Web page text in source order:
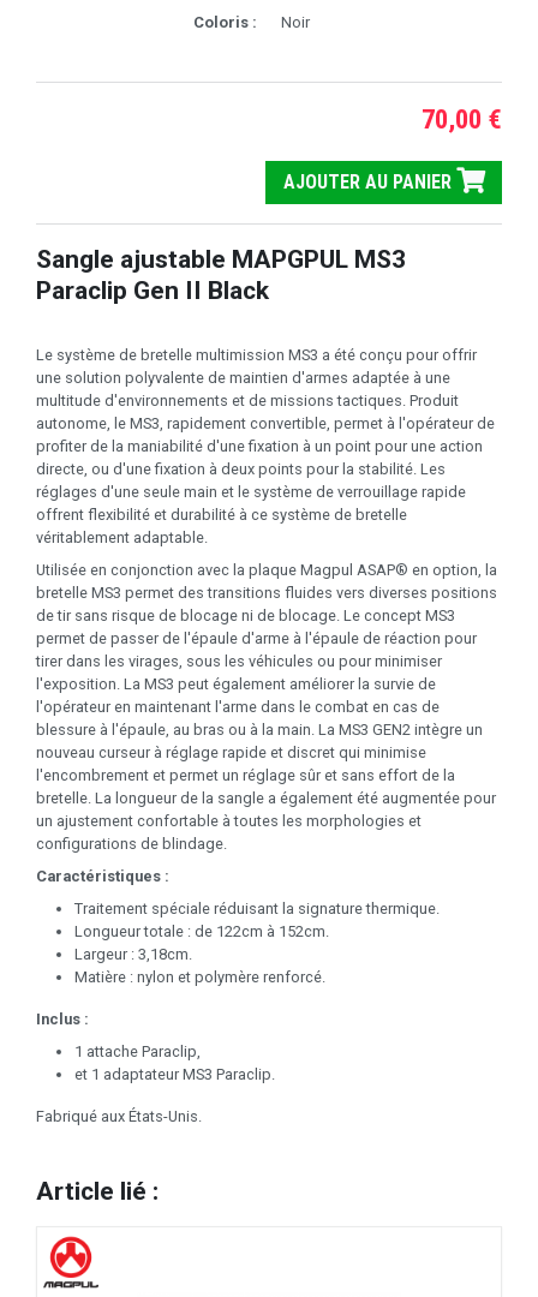
Coloris :
Noir
70,00 €
AJOUTER AU PANIER
Sangle ajustable MAPGPUL MS3
Paraclip Gen II Black
Le système de bretelle multimission MS3 a été conçu pour offrir
une solution polyvalente de maintien d'armes adaptée à une
multitude d'environnements et de missions tactiques. Produit
autonome, le MS3, rapidement convertible, permet à l'opérateur de
profiter de la maniabilité d'une fixation à un point pour une action
directe, ou d'une fixation à deux points pour la stabilité. Les
réglages d'une seule main et le système de verrouillage rapide
offrent flexibilité et durabilité à ce système de bretelle
véritablement adaptable.
Utilisée en conjonction avec la plaque Magpul ASAP® en option, la
bretelle MS3 permet des transitions fluides vers diverses positions
de tir sans risque de blocage ni de blocage. Le concept MS3
permet de passer de l'épaule d'arme à l'épaule de réaction pour
tirer dans les virages, sous les véhicules ou pour minimiser
l'exposition. La MS3 peut également améliorer la survie de
l'opérateur en maintenant l'arme dans le combat en cas de
blessure à l'épaule, au bras ou à la main. La MS3 GEN2 intègre un
nouveau curseur à réglage rapide et discret qui minimise
l'encombrement et permet un réglage sûr et sans effort de la
bretelle. La longueur de la sangle a également été augmentée pour
un ajustement confortable à toutes les morphologies et
configurations de blindage.
Caractéristiques :
Traitement spéciale réduisant la signature thermique.
Longueur totale : de 122cm à 152cm.
Largeur : 3,18cm.
Matière : nylon et polymère renforcé.
Inclus :
1 attache Paraclip,
et 1 adaptateur MS3 Paraclip.
Fabriqué aux États-Unis.
Article lié :